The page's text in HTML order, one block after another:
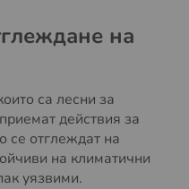
на
са лесни за
действия за
се отглеждат на
на климатични
уязвими.